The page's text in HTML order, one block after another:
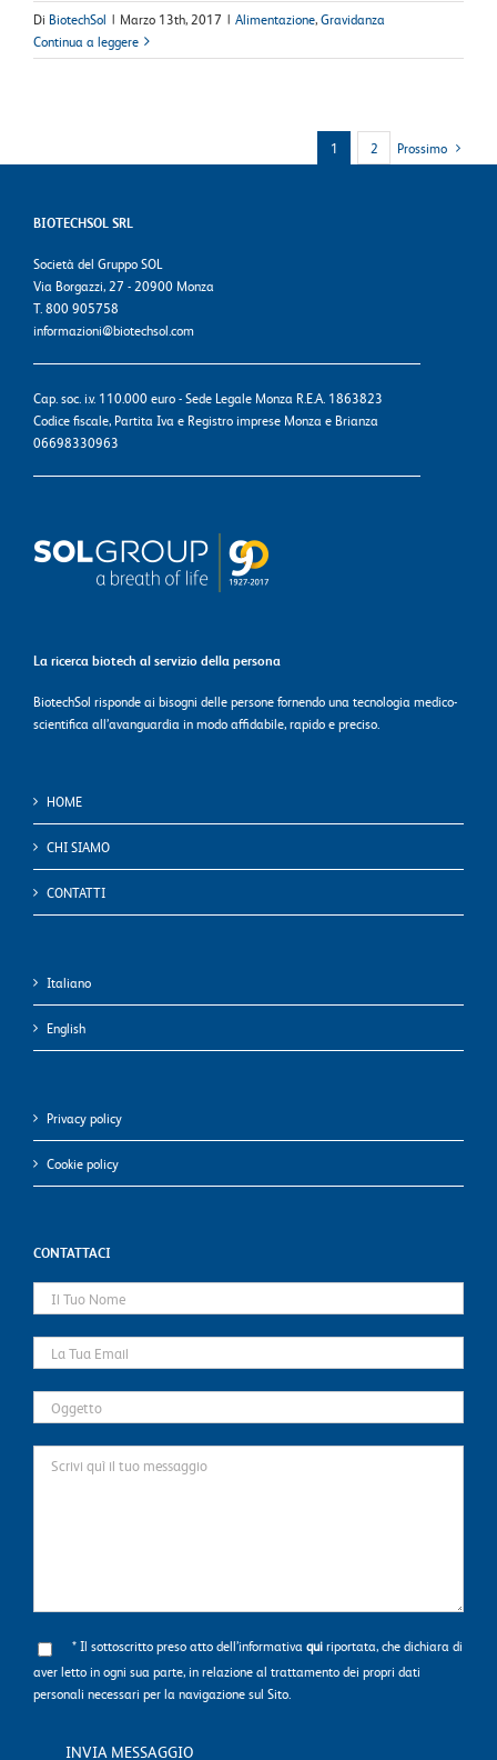
Di BiotechSol | Marzo 13th, 2017 | Alimentazione,Gravidanza
Continua a leggere
1 2 Prossimo
BIOTECHSOL SRL
Società del Gruppo SOL
Via Borgazzi, 27 - 20900 Monza
T. 800 905758
informazioni@biotechsol.com
Cap. soc. i.v. 110.000 euro - Sede Legale Monza R.E.A. 1863823
Codice fiscale, Partita Iva e Registro imprese Monza e Brianza
06698330963
La ricerca biotech al servizio della persona
BiotechSol risponde ai bisogni delle persone fornendo una tecnologia medico-
scientifica all’avanguardia in modo affidabile, rapido e preciso.
HOME
CHI SIAMO
CONTATTI
Italiano
English
Privacy policy
Cookie policy
CONTATTACI
* Il sottoscritto preso atto dell’informativa quiriportata, che dichiara di
aver letto in ogni sua parte, in relazione al trattamento dei propri dati
personali necessari per la navigazione sul Sito.